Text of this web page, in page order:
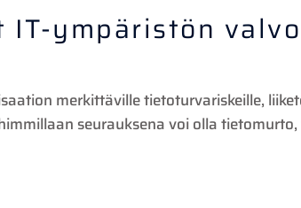
ympäristön
merkittäville tietoturvariskeille,
seurauksena voi olla